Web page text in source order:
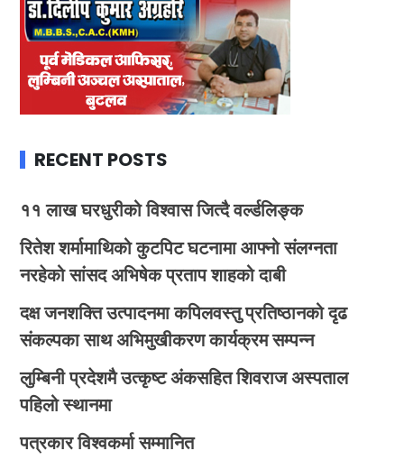
RECENT POSTS
११ लाख घरधुरीको विश्वास जित्दै वर्ल्डलिङ्क
रितेश शर्मामाथिको कुटपिट घटनामा आफ्नो संलग्नता
नरहेको सांसद अभिषेक प्रताप शाहको दाबी
दक्ष जनशक्ति उत्पादनमा कपिलवस्तु प्रतिष्ठानको दृढ
संकल्पका साथ अभिमुखीकरण कार्यक्रम सम्पन्न
लुम्बिनी प्रदेशमै उत्कृष्ट अंकसहित शिवराज अस्पताल
पहिलो स्थानमा
पत्रकार विश्वकर्मा सम्मानित